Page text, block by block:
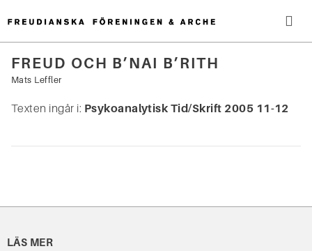
till
innehåll
Sök
FREUD OCH B’NAI B’RITH
Mats Leffler
Texten ingår i: Psykoanalytisk Tid/Skrift 2005 11-12
LÄS MER